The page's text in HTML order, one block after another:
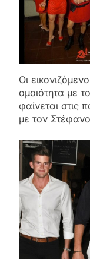
Οι
ομοιότητα με
φαίνεται στις
με τον